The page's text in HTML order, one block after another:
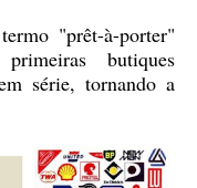
"prêt-à-porter"
butiques
série, tornando a